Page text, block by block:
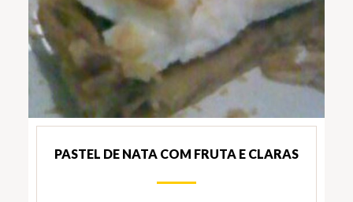
PASTEL DE NATA COM FRUTA E CLARAS